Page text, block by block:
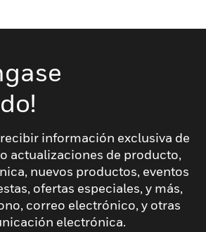
información exclusiva de
actualizaciones de producto,
nuevos productos, eventos
ofertas especiales, y más,
correo electrónico, y otras
electrónica.